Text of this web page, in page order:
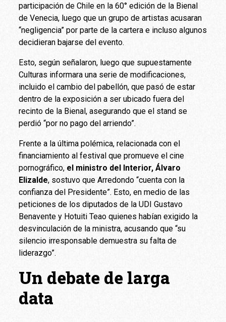
participación de Chile en la 60° edición de la Bienal
de Venecia, luego que un grupo de artistas acusaran
“negligencia” por parte de la cartera e incluso algunos
decidieran bajarse del evento.
Esto, según señalaron, luego que supuestamente
Culturas informara una serie de modificaciones,
incluido el cambio del pabellón, que pasó de estar
dentro de la exposición a ser ubicado fuera del
recinto de la Bienal, asegurando que el stand se
perdió “por no pago del arriendo”.
Frente a la última polémica, relacionada con el
financiamiento al festival que promueve el cine
pornográfico, el ministro del Interior, Álvaro
Elizalde, sostuvo que Arredondo “cuenta con la
confianza del Presidente”. Esto, en medio de las
peticiones de los diputados de la UDI Gustavo
Benavente y Hotuiti Teao quienes habían exigido la
desvinculación de la ministra, acusando que “su
silencio irresponsable demuestra su falta de
liderazgo”.
Un debate de larga
data